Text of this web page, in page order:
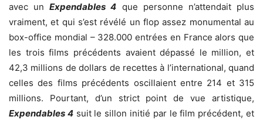
avec unExpendables 4 que personne n’attendait plus
vraiment, et qui s’est révélé un flop assez monumental au
box-office mondial – 328.000 entrées en France alors que
les trois films précédents avaient dépassé le million, et
42,3 millions de dollars de recettes à l’international, quand
celles des films précédents oscillaient entre 214 et 315
millions. Pourtant, d’un strict point de vue artistique,
Expendables 4suit le sillon initié par le film précédent, et